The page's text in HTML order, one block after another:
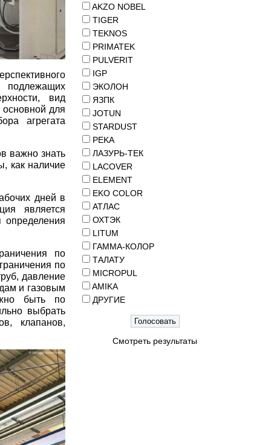
вид
для
агрегата
важно знать
как наличие
дней в
является
определения
по
по
давление
и газовым
быть по
выбрать
клапанов,
AKZO NOBEL
TIGER
TEKNOS
PRIMATEK
PULVERIT
IGP
ЭКОЛОН
ЯЗПК
JOTUN
STARDUST
PEKA
ЛАЗУРЬ-ТЕК
LACOVER
ELEMENT
EKO COLOR
АТЛАС
ОХТЭК
LITUM
ГАММА-КОЛОР
ТАЛАТУ
MICROPUL
AMIKA
ДРУГИЕ
Смотреть результаты